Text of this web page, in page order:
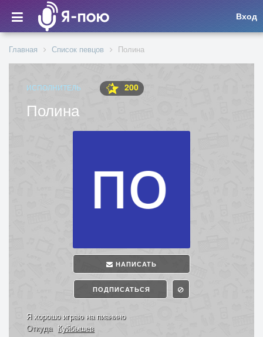
Вход
Главная Список певцов Полина
ИСПОЛНИТЕЛЬ 200
Полина
НАПИСАТЬ
ПОДПИСАТЬСЯ
Я хорошо играю на пианино
Откуда Куйбышев